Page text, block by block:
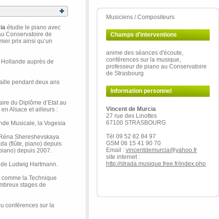
étudie le piano avec
Conservatoire de
prix ainsi qu’un
auprès de
pendant deux ans
du Diplôme d’Etat au
Alsace et ailleurs :
Musicale, la Vogesia
Shereshevskaya
(flûte, piano) depuis
depuis 2007.
Ludwig Hartmann.
la Technique
stages de
conférences sur la
Musiciens / Compositeurs
Champs d'interventions
anime des séances d'écoute,
conférences sur la musique,
professeur de piano au Conservatoire
de Strasbourg
Information personnel
Vincent de Murcia
27 rue des Linottes
67100 STRASBOURG
Tél 09 52 82 84 97
GSM 06 15 41 90 70
Email : vincentdemurcia@yahoo.fr
site internet :
http://strada.musique.free.fr/index.php